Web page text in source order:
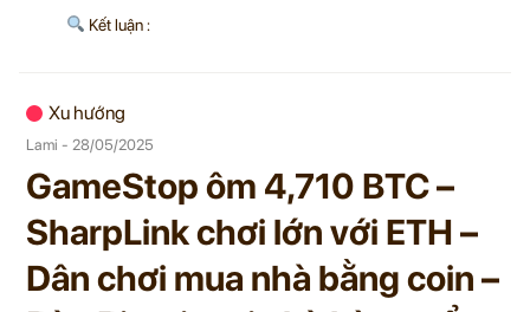
Kết luận :
Xu hướng
Lami - 28/05/2025
GameStop ôm 4,710 BTC –
SharpLink chơi lớn với ETH –
Dân chơi mua nhà bằng coin –